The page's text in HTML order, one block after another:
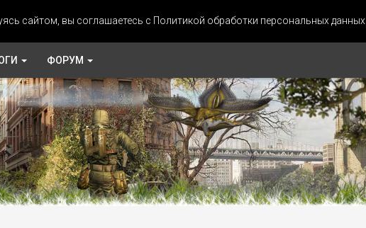
сайтом, вы соглашаетесь с Политикой обработки персональных данных.
ФОРУМ